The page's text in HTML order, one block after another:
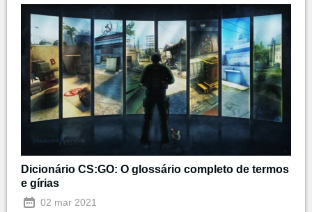
Dicionário CS:GO: O glossário completo de termos
e gírias
02 mar 2021